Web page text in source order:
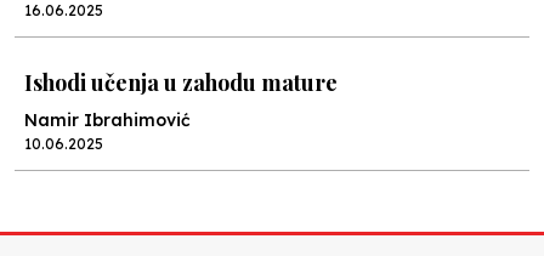
16.06.2025
Ishodi učenja u zahodu mature
Namir Ibrahimović
10.06.2025